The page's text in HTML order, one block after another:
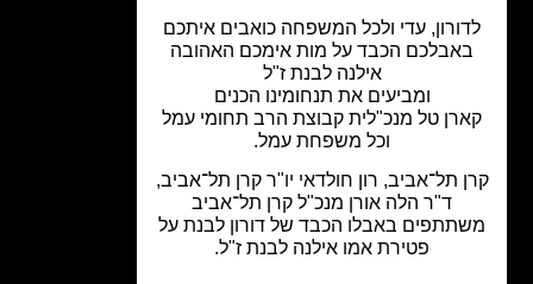
עדי ולכל המשפחה כואבים איתכם
הכבד על מות אימכם האהובה
אילנה לבנת ז"ל
ומביעים את תנחומינו הכנים
טל מנכ"לית קבוצת הרב תחומי עמל
וכל משפחת עמל.
תל־אביב, רון חולדאי יו"ר קרן תל־אביב,
ד"ר הלה אורן מנכ"ל קרן תל־אביב
באבלו הכבד של דורון לבנת על
פטירת אמו אילנה לבנת ז"ל.